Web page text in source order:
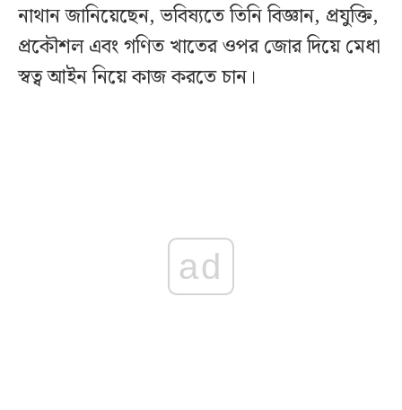
নাথান জানিয়েছেন, ভবিষ্যতে তিনি বিজ্ঞান, প্রযুক্তি,
প্রকৌশল এবং গণিত খাতের ওপর জোর দিয়ে মেধা
স্বত্ব আইন নিয়ে কাজ করতে চান।
ad